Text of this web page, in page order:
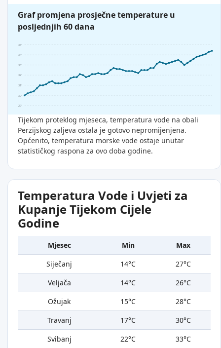
Graf promjena prosječne temperature u
posljednjih 60 dana
29°
30°
31°
32°
33°
34°
35°
Tijekom proteklog mjeseca, temperatura vode na obali
Perzijskog zaljeva ostala je gotovo nepromijenjena.
Općenito, temperatura morske vode ostaje unutar
statističkog raspona za ovo doba godine.
Temperatura Vode i Uvjeti za
Kupanje Tijekom Cijele
Godine
Mjesec Min
Max
Siječanj
14°C
27°C
Veljača
14°C
26°C
Ožujak
15°C
28°C
Travanj
17°C
30°C
Svibanj
22°C
33°C